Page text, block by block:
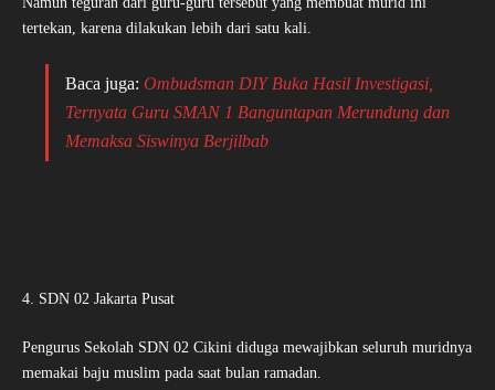
tertekan, karena dilakukan lebih dari satu kali.
Baca juga: Ombudsman DIY Buka Hasil Investigasi,
Ternyata Guru SMAN 1 Banguntapan Merundung dan
Memaksa Siswinya Berjilbab
4. SDN 02 Jakarta Pusat
Pengurus Sekolah SDN 02 Cikini diduga mewajibkan seluruh muridnya
memakai baju muslim pada saat bulan ramadan.